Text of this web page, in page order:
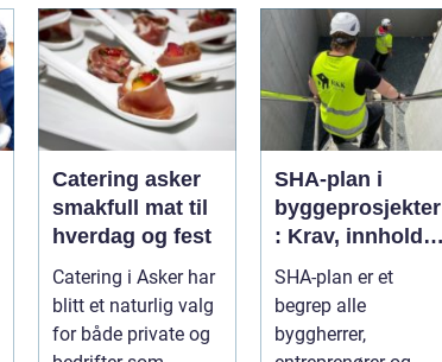
Catering asker
smakfull mat til
hverdag og fest
Catering i Asker har
blitt et naturlig valg
for både private og
SHA-plan i
byggeprosjekter
: Krav, innhold
og praktisk
nytte
SHA-plan er et
begrep alle
byggherrer,